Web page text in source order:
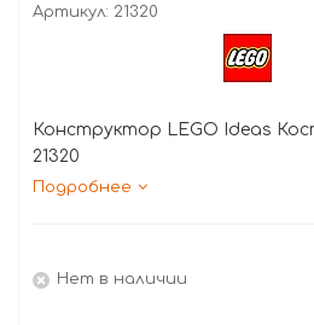
Артикул: 21320
Конструктор LEGO Ideas
21320
Подробнее
Нет в наличии